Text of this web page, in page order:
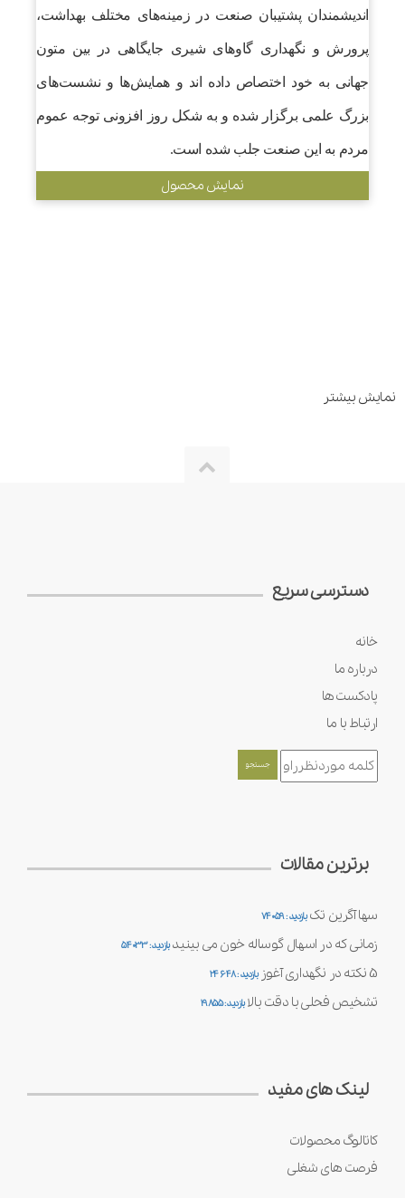
اندیشمندان پشتیبان صنعت در زمینه‌های مختلف بهداشت،
پرورش و نگهداری گاوهای شیری جایگاهی در بین متون
جهانی به خود اختصاص داده اند و همایش‌ها و نشست‌های
بزرگ علمی برگزار شده و به شکل روز افزونی توجه عموم
مردم به این صنعت جلب شده است.
نمایش محصول
نمایش بیشتر
دسترسی سریع
خانه
درباره ما
پادکست ها
ارتباط با ما
برترین مقالات
سها آگرین تک بازدید : 74059
زمانی که در اسهال گوساله خون می بینید بازدید : 54033
5 نکته در نگهداری آغوز بازدید : 24648
تشخیص فحلی با دقت بالا بازدید : 19855
لینک های مفید
کاتالوگ محصولات
فرصت های شغلی